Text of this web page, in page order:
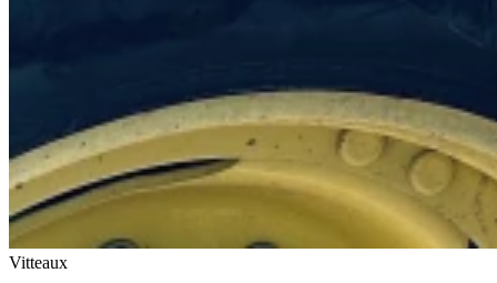
Vitteaux